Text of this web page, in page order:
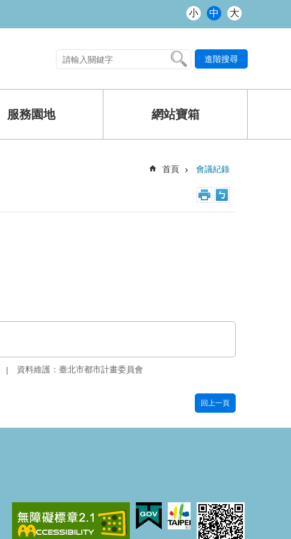
小 中 大
進階搜尋
服務園地 網站寶箱
首頁 會議紀錄
資料維護：臺北市都市計畫委員會
回上一頁